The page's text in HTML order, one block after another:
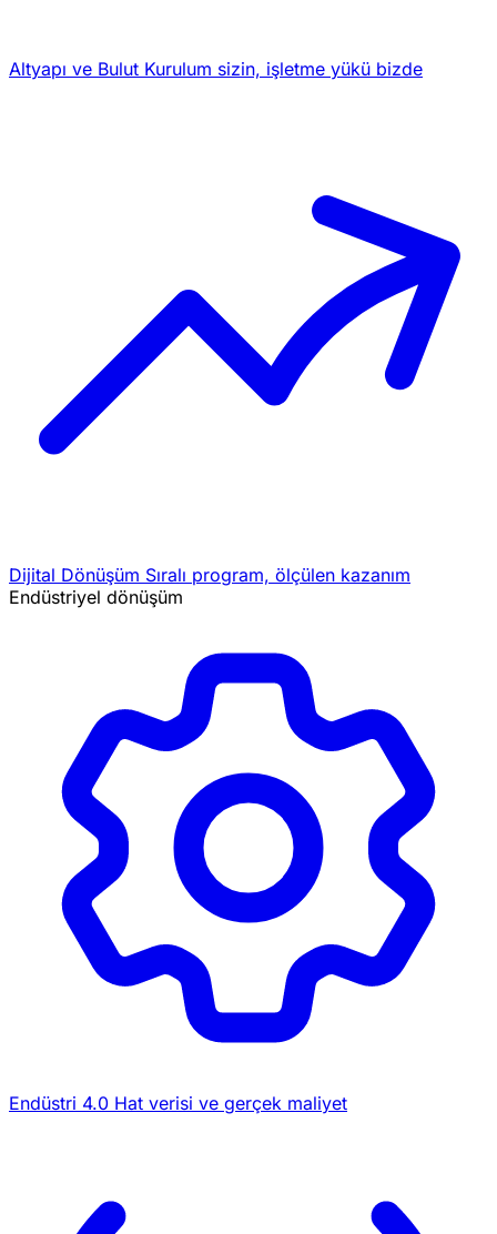
Altyapı ve Bulut Kurulum sizin, işletme yükü bizde
Dijital Dönüşüm Sıralı program, ölçülen kazanım
Endüstriyel dönüşüm
Endüstri 4.0 Hat verisi ve gerçek maliyet